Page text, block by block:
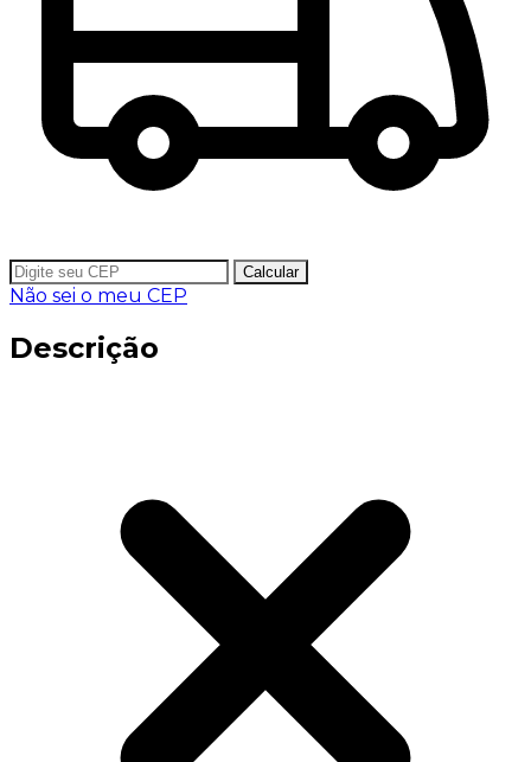
Calcular
Não sei o meu CEP
Descrição